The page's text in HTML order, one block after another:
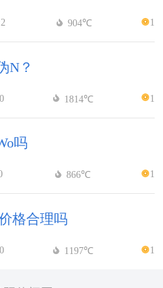
2 904℃ 1
N？
0 1814℃ 1
吗
866℃ 1
格合理吗
0 1197℃ 1